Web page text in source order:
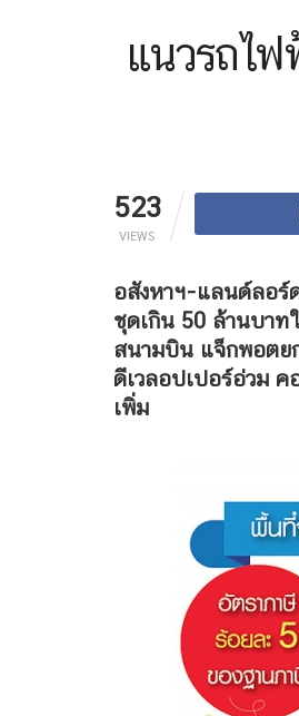
แนวรถไ
523
VIEWS
อสังหาฯ-แลนด์ลอร์
ชุดเกิน 50 ล้านบาท
สนามบิน แจ็กพอตยก
ดีเวลอปเปอร์อ่วม
เพิ่ม